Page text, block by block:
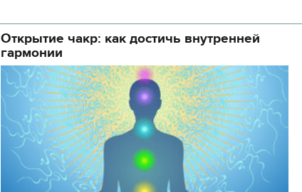
об
Открытие чакр: как достичь внутренней
гармонии